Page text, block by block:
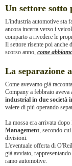
Un settore sotto
L'industria automotive sta
ancora incerta verso i
comparto a rivedere le
Il settore risente poi anche
scorso anno, come
La separazione
Come avevamo già
Company a febbraio
industrial in due società
valere di più operando
La mossa era arrivata
Management, secondo
divisioni.
L'eventuale offerta di
già avviato,
ramo automotive.